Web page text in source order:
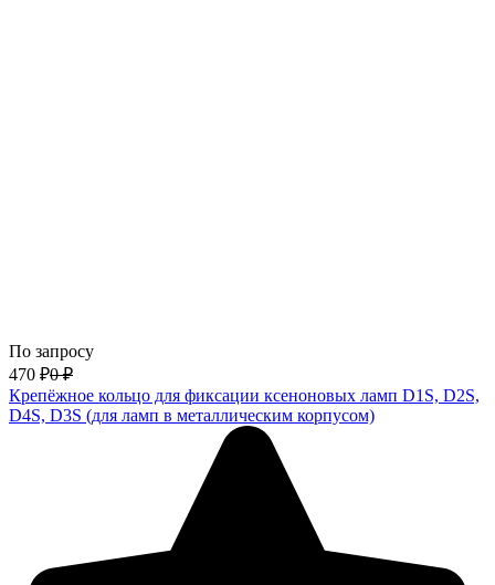
По запросу
470 ₽0 ₽
Крепёжное кольцо для фиксации ксеноновых ламп D1S, D2S,
D4S, D3S (для ламп в металлическим корпусом)